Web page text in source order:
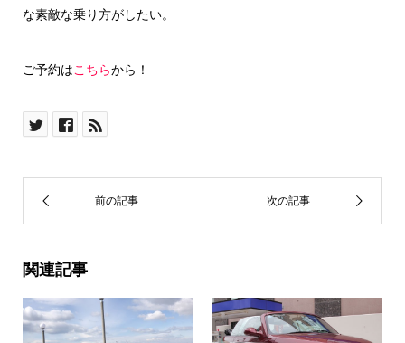
な素敵な乗り方がしたい。
ご予約はこちらから！
関連記事